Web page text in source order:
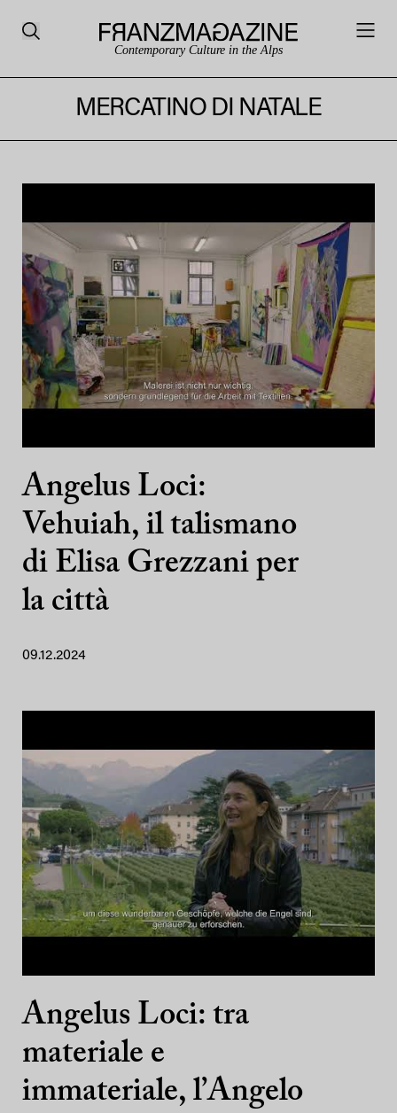
Contemporary Culture in the Alps
MERCATINO DI NATALE
Angelus Loci:
Vehuiah, il talismano
di Elisa Grezzani per
la città
09.12.2024
Angelus Loci: tra
materiale e
immateriale, l’Angelo